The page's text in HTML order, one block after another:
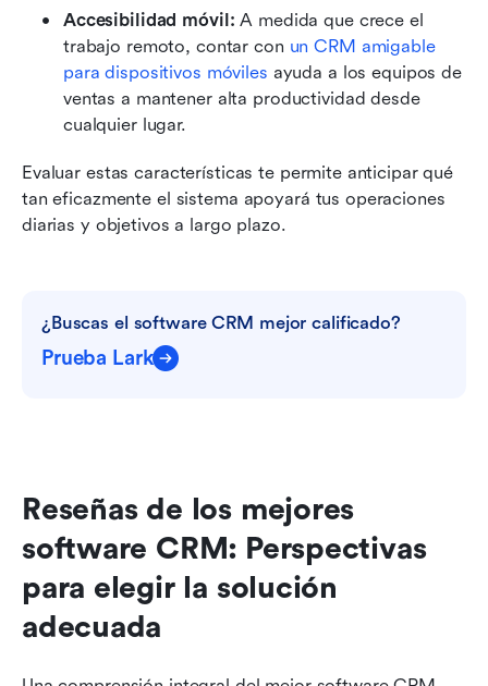
Accesibilidad móvil: A medida que crece el
trabajo remoto, contar con un CRM amigable
para dispositivos móviles ayuda a los equipos de
ventas a mantener alta productividad desde
cualquier lugar.
Evaluar estas características te permite anticipar qué
tan eficazmente el sistema apoyará tus operaciones
diarias y objetivos a largo plazo.
¿Buscas el software CRM mejor calificado?
Prueba Lark
Reseñas de los mejores
software CRM: Perspectivas
para elegir la solución
adecuada